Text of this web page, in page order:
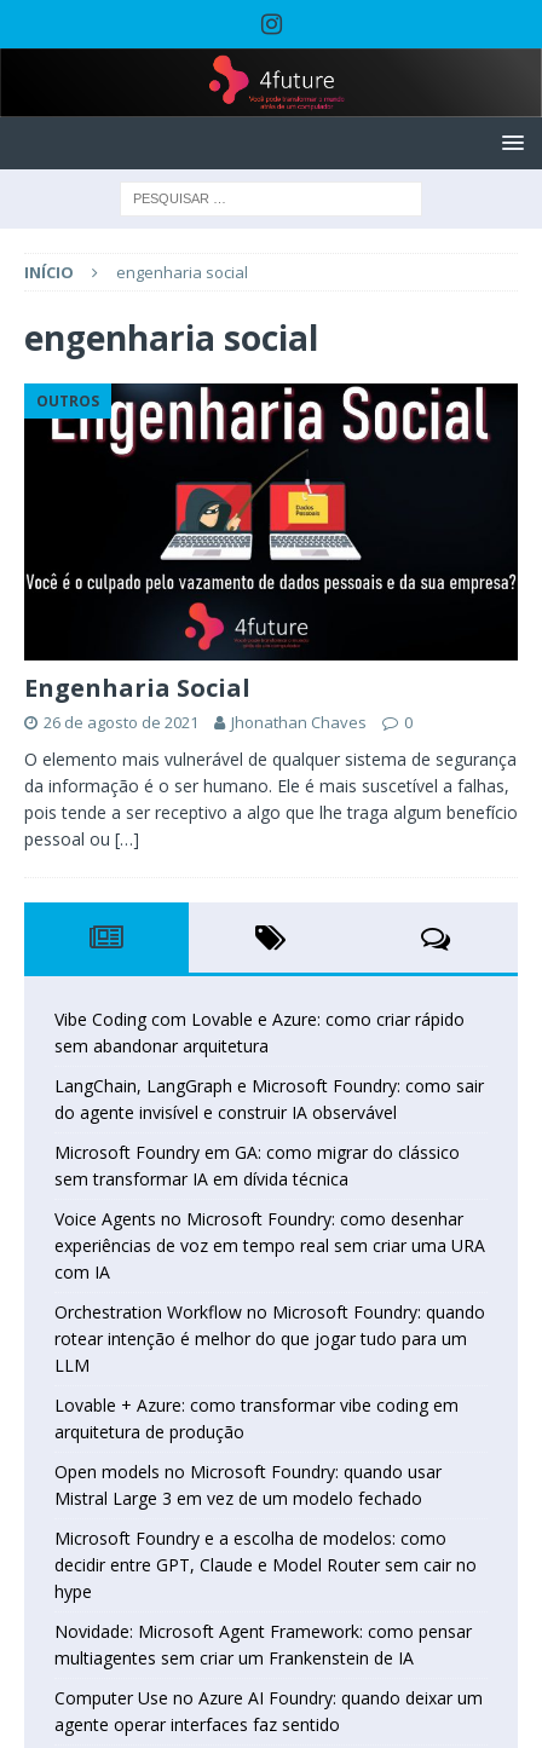
INÍCIO engenharia social
engenharia social
OUTROS
Engenharia Social
26 de agosto de 2021 Jhonathan Chaves 0
O elemento mais vulnerável de qualquer sistema de segurança
da informação é o ser humano. Ele é mais suscetível a falhas,
pois tende a ser receptivo a algo que lhe traga algum benefício
pessoal ou […]
Vibe Coding com Lovable e Azure: como criar rápido
sem abandonar arquitetura
LangChain, LangGraph e Microsoft Foundry: como sair
do agente invisível e construir IA observável
Microsoft Foundry em GA: como migrar do clássico
sem transformar IA em dívida técnica
Voice Agents no Microsoft Foundry: como desenhar
experiências de voz em tempo real sem criar uma URA
com IA
Orchestration Workflow no Microsoft Foundry: quando
rotear intenção é melhor do que jogar tudo para um
LLM
Lovable + Azure: como transformar vibe coding em
arquitetura de produção
Open models no Microsoft Foundry: quando usar
Mistral Large 3 em vez de um modelo fechado
Microsoft Foundry e a escolha de modelos: como
decidir entre GPT, Claude e Model Router sem cair no
hype
Novidade: Microsoft Agent Framework: como pensar
multiagentes sem criar um Frankenstein de IA
Computer Use no Azure AI Foundry: quando deixar um
agente operar interfaces faz sentido